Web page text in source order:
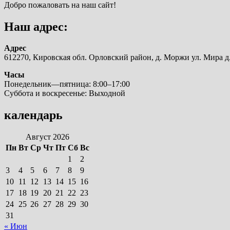
Добро пожаловать на наш сайт!
Наш адрес:
Адрес
612270, Кировская обл. Орловский район, д. Моржи ул. Мира
Часы
Понедельник—пятница: 8:00–17:00
Суббота и воскресенье: Выходной
календарь
Август 2026
Пн Вт Ср Чт Пт Сб Вс
1
2
3
4 5 6 7 8
9
10 11 12 13 14 15 16
17 18 19 20 21 22 23
24 25 26 27 28 29 30
31
« Июн